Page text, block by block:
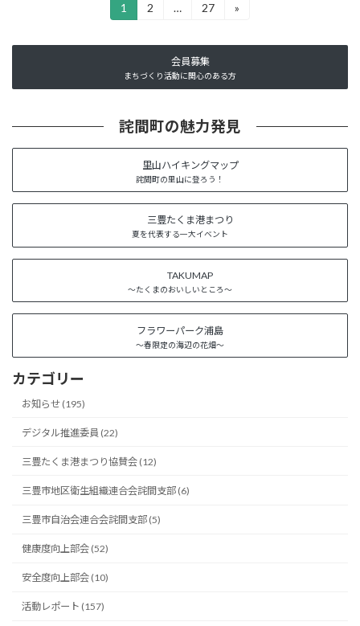
ペ
ジ
り
固
定
ジ
1
固
ジ
2 …
固
ー
ジ
27 »
会員募集
まちづくり活動に関心のある方
詫間町の魅力発見
里山ハイキングマップ
詫間町の里山に登ろう！
三豊たくま港まつり
夏を代表する一大イベント
TAKUMAP
～たくまのおいしいところ～
フラワーパーク浦島
～春限定の海辺の花畑～
カテゴリー
お知らせ (195)
デジタル推進委員 (22)
三豊たくま港まつり協賛会 (12)
三豊市地区衛生組織連合会詫間支部 (6)
三豊市自治会連合会詫間支部 (5)
健康度向上部会 (52)
安全度向上部会 (10)
活動レポート (157)